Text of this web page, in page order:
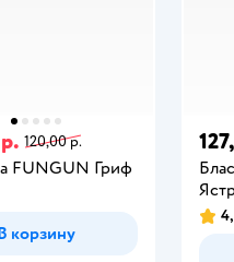
120,00 р.
FUNGUN Гриф
корзину